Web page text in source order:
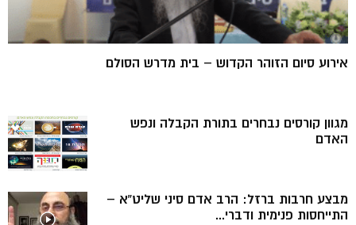
אירוע סיום הזוהר הקדוש – בית מדרש הסולם
מגוון קורסים נבחרים בתורת הקבלה ונפש
האדם
מבצע חרבות ברזל: הרב אדם סיני שליט”א –
התייחסות פנימית ודברי...